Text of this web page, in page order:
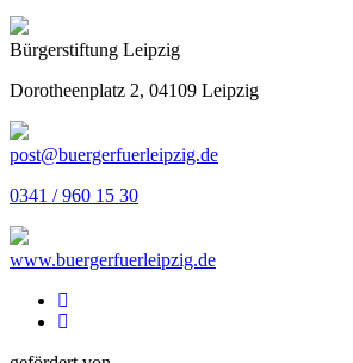
Bürgerstiftung Leipzig
Dorotheenplatz 2, 04109 Leipzig
post@buergerfuerleipzig.de
0341 / 960 15 30
www.buergerfuerleipzig.de